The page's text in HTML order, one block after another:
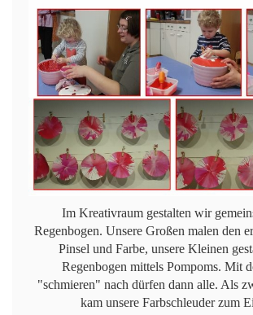
Im Kreativraum gestalten wir
Regenbogen. Unsere Großen malen den
Pinsel und Farbe, unsere Kleinen
Regenbogen mittels Pompoms. Mit
"schmieren" nach dürfen dann alle. Als
kam unsere Farbschleuder zum